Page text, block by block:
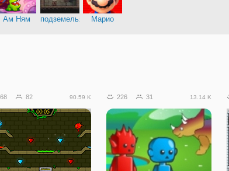
Ам Ням подземелья Марио
82 90.59 K 226 31 13.14 K